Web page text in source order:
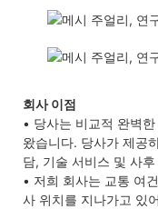
회사 이점
• 당사는 비교적 완벽
왔습니다. 당사가 제공
담, 기술 서비스 및 사
• 저희 회사는 교통 여
사 위치를 지나가고 있